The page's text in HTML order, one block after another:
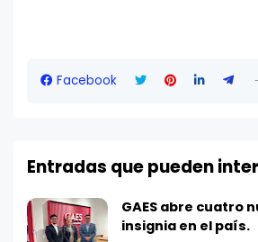
Facebook
Entradas que pueden
GAES abre cuatro
insignia en el país.